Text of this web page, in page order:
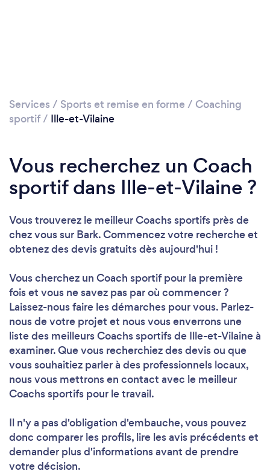
Services / Sports et remise en forme / Coaching
sportif/ Ille-et-Vilaine
Vous recherchez un Coach
sportif dans Ille-et-Vilaine ?
Vous trouverez le meilleur Coachs sportifs près de
chez vous sur Bark. Commencez votre recherche et
obtenez des devis gratuits dès aujourd'hui !
Vous cherchez un Coach sportif pour la première
fois et vous ne savez pas par où commencer ?
Laissez-nous faire les démarches pour vous. Parlez-
nous de votre projet et nous vous enverrons une
liste des meilleurs Coachs sportifs de Ille-et-Vilaine à
examiner. Que vous recherchiez des devis ou que
vous souhaitiez parler à des professionnels locaux,
nous vous mettrons en contact avec le meilleur
Coachs sportifs pour le travail.
Il n'y a pas d'obligation d'embauche, vous pouvez
donc comparer les profils, lire les avis précédents et
demander plus d'informations avant de prendre
votre décision.